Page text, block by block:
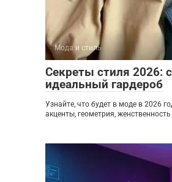
Мода и стиль
Секреты стиля 2026:
идеальный гардероб
Узнайте, что будет в моде в 2026
акценты, геометрия,